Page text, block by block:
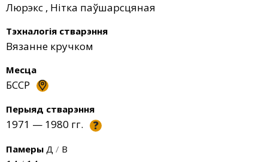
Люрэкс , Нітка паўшарсцяная
Тэхналогія стварэння
Вязанне кручком
Месца
БССР
Перыяд стварэння
1971 — 1980 гг. ?
Памеры Д / В